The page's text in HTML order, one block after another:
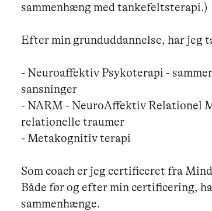
sammenhæng med tankefeltsterapi.)
Efter min grunduddannelse, har jeg
- Neuroaffektiv Psykoterapi -
sansninger
- NARM - NeuroAffektiv Relationel
relationelle traumer
- Metakognitiv terapi
Som coach er jeg certificeret fra
Både før og efter min certificering,
sammenhænge.